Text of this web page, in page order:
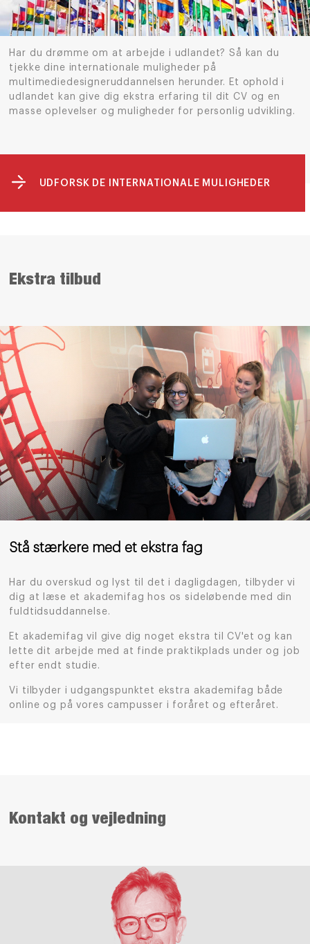
Har du drømme om at arbejde i udlandet? Så
kan du
tjekke dine internationale muligheder på
multimediedesigneruddannelsen herunder. Et ophold i
udlandet kan give dig ekstra erfaring til dit CV og en
masse oplevelser og muligheder for personlig udvikling.
UDFORSK DE INTERNATIONALE MULIGHEDER
Ekstra tilbud
Stå stærkere med et ekstra fag
Har du overskud og lyst til det i dagligdagen, tilbyder vi
dig at læse et akademifag hos os sideløbende med din
fuldtidsuddannelse.
Et akademifag vil give dig noget ekstra til CV'et og kan
lette dit arbejde med at finde praktikplads under og job
efter endt studie.
Vi tilbyder i udgangspunktet ekstra akademifag både
online og på vores campusser i foråret og efteråret.
Kontakt og vejledning